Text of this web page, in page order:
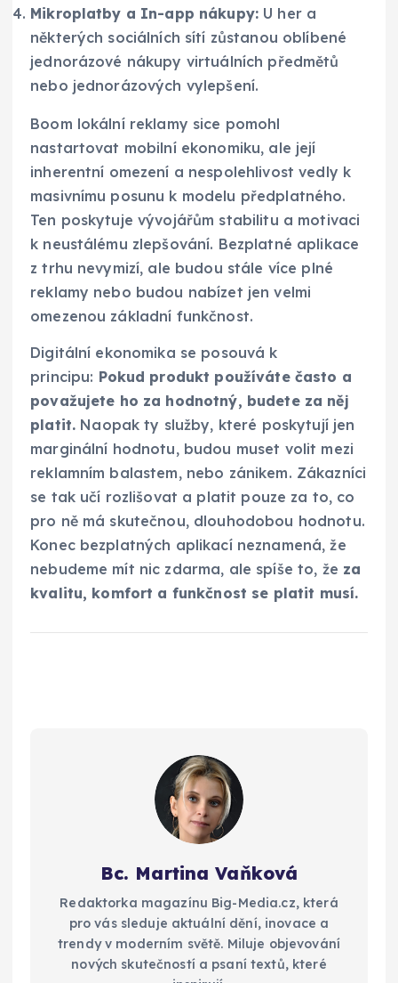
Mikroplatby a In-app nákupy: U her a
některých sociálních sítí zůstanou oblíbené
jednorázové nákupy virtuálních předmětů
nebo jednorázových vylepšení.
Boom lokální reklamy sice pomohl
nastartovat mobilní ekonomiku, ale její
inherentní omezení a nespolehlivost vedly k
masivnímu posunu k modelu předplatného.
Ten poskytuje vývojářům stabilitu a motivaci
k neustálému zlepšování. Bezplatné aplikace
z trhu nevymizí, ale budou stále více plné
reklamy nebo budou nabízet jen velmi
omezenou základní funkčnost.
Digitální ekonomika se posouvá k
principu: Pokud produkt používáte často a
považujete ho za hodnotný, budete za něj
platit. Naopak ty služby, které poskytují jen
marginální hodnotu, budou muset volit mezi
reklamním balastem, nebo zánikem. Zákazníci
se tak učí rozlišovat a platit pouze za to, co
pro ně má skutečnou, dlouhodobou hodnotu.
Konec bezplatných aplikací neznamená, že
nebudeme mít nic zdarma, ale spíše to, že za
kvalitu, komfort a funkčnost se platit musí.
Bc. Martina Vaňková
Redaktorka magazínu Big-Media.cz, která
pro vás sleduje aktuální dění, inovace a
trendy v moderním světě. Miluje objevování
nových skutečností a psaní textů, které